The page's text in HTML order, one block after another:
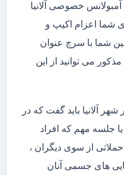
خصوصی آلانیا
شما اعزام اکیپ و
شما با سرچ عنوان
می توانید از این
آلانیا باید گفت که در
جلسه مهم که افراد
از سوی دیگران ،
های جسمی آنان